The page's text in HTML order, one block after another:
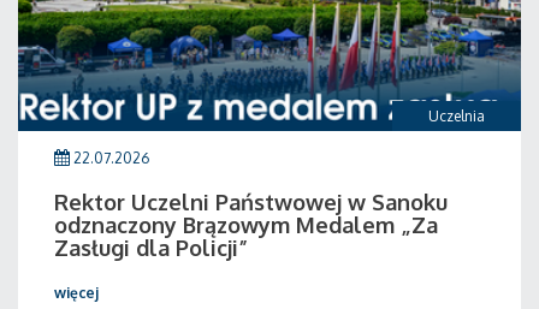
Uczelnia
22.07.2026
Rektor Uczelni Państwowej w Sanoku
odznaczony Brązowym Medalem „Za
Zasługi dla Policji”
więcej